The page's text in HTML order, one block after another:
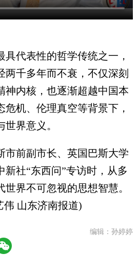
代表性的哲学传统之一，
两千多年而不衰，不仅深刻
神内核，也逐渐超越中国本
危机、伦理真空等背景下，
界意义。
前副市长、英国巴斯大学
新社“东西问”专访时，从多
界不可忽视的思想智慧。
伟 山东济南报道)
编辑：孙婷婷